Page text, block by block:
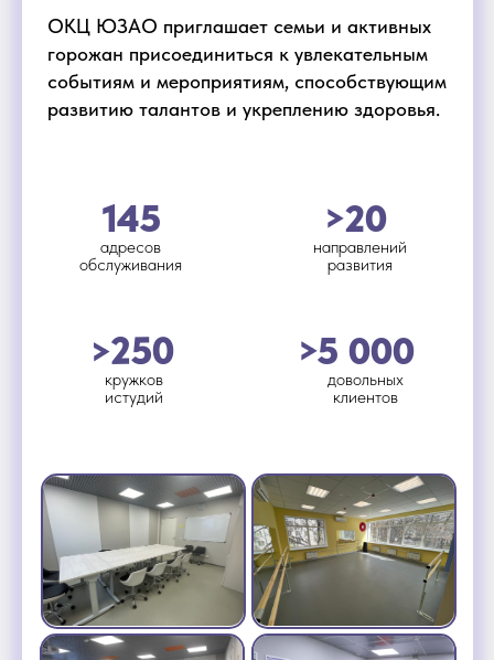
кружков
истудий
направлений
развития
довольных
клиентов
адресов
обслуживания
145
>250
>20
>5 000
ОКЦ ЮЗАО приглашает семьи и активных
горожан присоединиться к увлекательным
событиям и мероприятиям, способствующим
развитию талантов и укреплению здоровья.